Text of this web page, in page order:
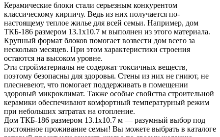
Керамические блоки стали серьезным конкурентом
классическому кирпичу. Ведь из них получается по-
настоящему теплое жилье для всей семьи. Например, дом
ТКБ-186 размером 13.1х10.7 м выполнен из этого материала.
Крупный формат блоков помогает возвести дом всего за
несколько месяцев. При этом характеристики строения
остаются на высоком уровне.
Эти стройматериалы не содержат токсичных веществ,
поэтому безопасны для здоровья. Стены из них не гниют, не
плесневеют, что помогает поддерживать в помещении
здоровый микроклимат. Также особые свойства строительной
керамики обеспечивают комфортный температурный режим
при небольших затратах на отопление.
Дом ТКБ-186 размером 13.1х10.7 м — разумный выбор под
постоянное проживание семьи! Вы можете выбрать в каталоге